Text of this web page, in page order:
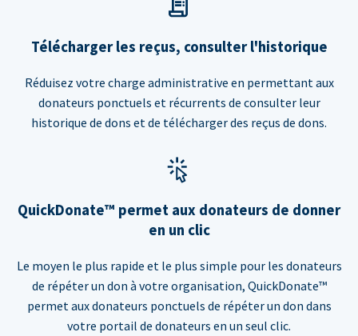
Télécharger les reçus, consulter l'historique
Réduisez votre charge administrative en permettant aux
donateurs ponctuels et récurrents de consulter leur
historique de dons et de télécharger des reçus de dons.
QuickDonate™ permet aux donateurs de donner
en un clic
Le moyen le plus rapide et le plus simple pour les donateurs
de répéter un don à votre organisation, QuickDonate™
permet aux donateurs ponctuels de répéter un don dans
votre portail de donateurs en un seul clic.